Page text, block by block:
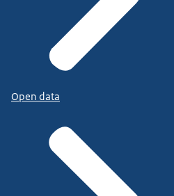
Open data